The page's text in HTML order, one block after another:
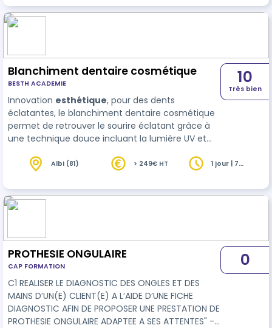
œuvre des protocoles de techniques esthétiques
liées aux phanères - Mettre en œuvre des
Blanchiment dentaire cosmétique
BESTH ACADEMIE
Innovation esthétique, pour des dents
éclatantes, le blanchiment dentaire cosmétique
permet de retrouver le sourire éclatant grâce à
une technique douce incluant la lumière UV et
dosés à 0,1% de péroxyde d’hydrogène comme …
10
Très bien
Albi (81) > 249€ HT
1 jour | 7
PROTHESIE ONGULAIRE
CAP FORMATION
C1 REALISER LE DIAGNOSTIC DES ONGLES ET DES
MAINS D’UN(E) CLIENT(E) A L’AIDE D’UNE FICHE
DIAGNOSTIC AFIN DE PROPOSER UNE PRESTATION DE
PROTHESIE ONGULAIRE ADAPTEE A SES ATTENTES" -
0